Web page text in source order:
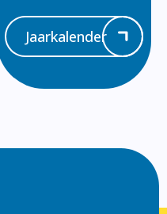
Jaarkalender